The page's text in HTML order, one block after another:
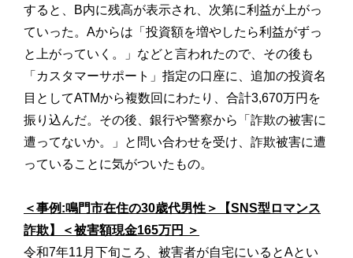
すると、B内に残高が表示され、次第に利益が上がっ
ていった。Aからは「投資額を増やしたら利益がずっ
と上がっていく。」などと言われたので、その後も
「カスタマーサポート」指定の口座に、追加の投資名
目としてATMから複数回にわたり、合計3,670万円を
振り込んだ。その後、銀行や警察から「詐欺の被害に
遭ってないか。」と問い合わせを受け、詐欺被害に遭
っていることに気がついたもの。
＜事例:鳴門市在住の30歳代男性＞【SNS型ロマンス
詐欺】＜被害額現金165万円 ＞
令和7年11月下旬ころ、被害者が自宅にいるとAとい